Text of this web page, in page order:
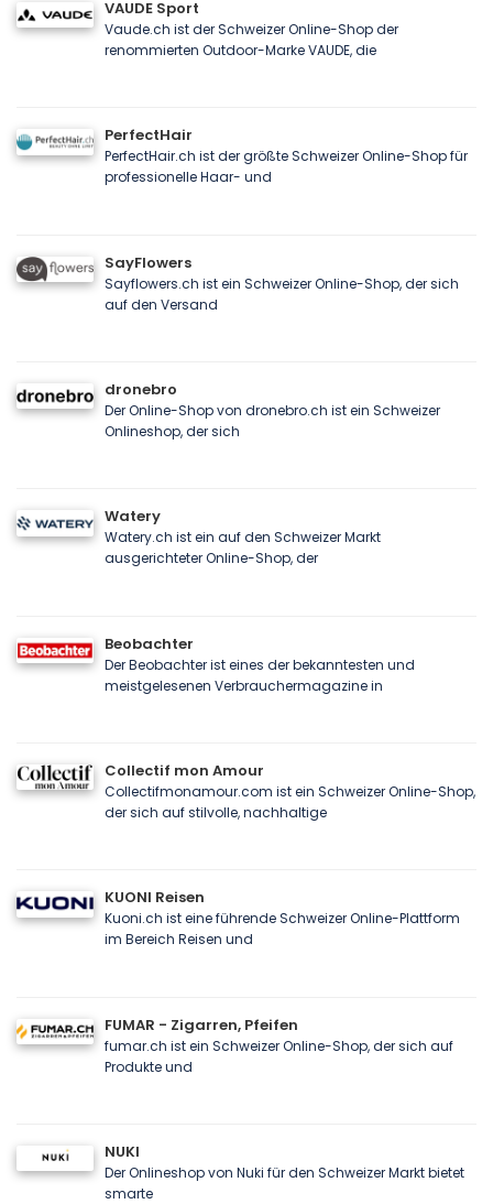
VAUDE Sport
Vaude.ch ist der Schweizer Online-Shop der
renommierten Outdoor-Marke VAUDE, die
PerfectHair
PerfectHair.ch ist der größte Schweizer Online-Shop für
professionelle Haar- und
SayFlowers
Sayflowers.ch ist ein Schweizer Online-Shop, der sich
auf den Versand
dronebro
Der Online-Shop von dronebro.ch ist ein Schweizer
Onlineshop, der sich
Watery
Watery.ch ist ein auf den Schweizer Markt
ausgerichteter Online-Shop, der
Beobachter
Der Beobachter ist eines der bekanntesten und
meistgelesenen Verbrauchermagazine in
Collectif mon Amour
Collectifmonamour.com ist ein Schweizer Online-Shop,
der sich auf stilvolle, nachhaltige
KUONI Reisen
Kuoni.ch ist eine führende Schweizer Online-Plattform
im Bereich Reisen und
FUMAR - Zigarren, Pfeifen
fumar.ch ist ein Schweizer Online-Shop, der sich auf
Produkte und
NUKI
Der Onlineshop von Nuki für den Schweizer Markt bietet
smarte